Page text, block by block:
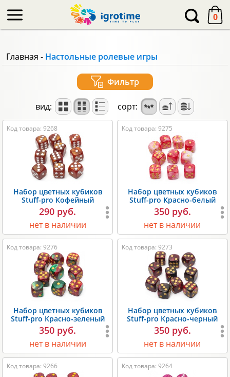
0
Главная - Настольные ролевые игры
Фильтр
вид: сорт:
Код товара: 9268
Набор цветных кубиков
Stuff-pro Кофейный
290 руб.
нет в наличии
Код товара: 9275
Набор цветных кубиков
Stuff-pro Красно-белый
350 руб.
нет в наличии
Код товара: 9276
Набор цветных кубиков
Stuff-pro Красно-зеленый
350 руб.
нет в наличии
Код товара: 9273
Набор цветных кубиков
Stuff-pro Красно-черный
350 руб.
нет в наличии
Код товара: 9266 Код товара: 9264